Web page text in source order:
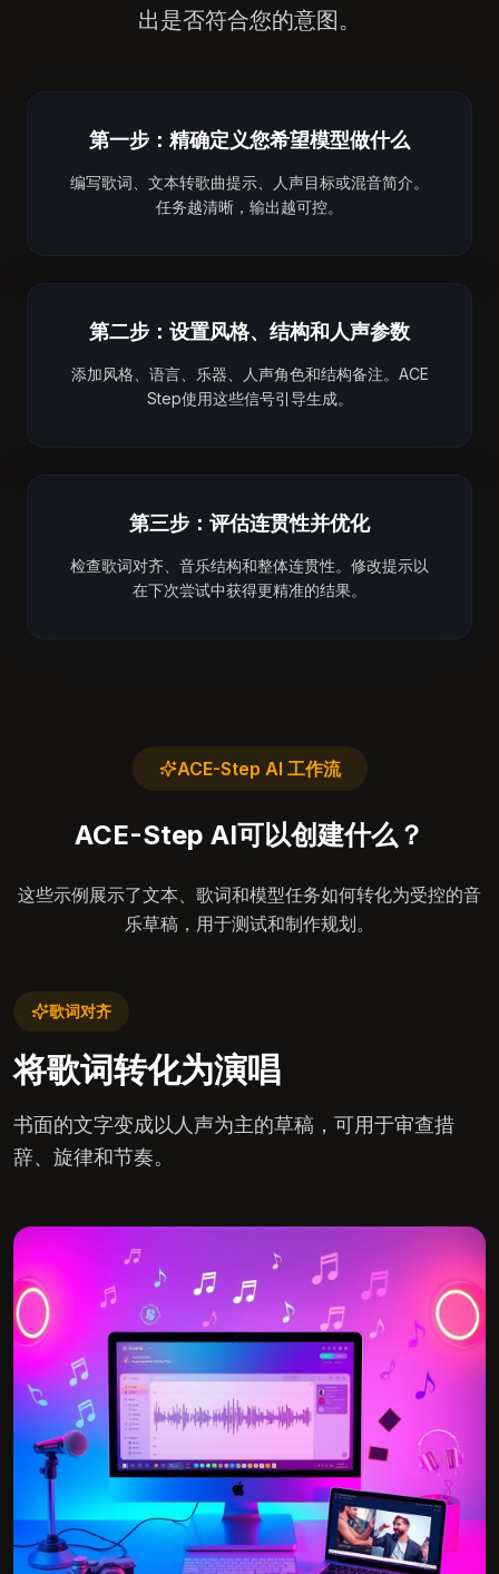
出是否符合您的意图。
第一步：精确定义您希望模型做什么
编写歌词、文本转歌曲提示、人声目标或混音简介。
任务越清晰，输出越可控。
第二步：设置风格、结构和人声参数
添加风格、语言、乐器、人声角色和结构备注。ACE
Step使用这些信号引导生成。
第三步：评估连贯性并优化
检查歌词对齐、音乐结构和整体连贯性。修改提示以
在下次尝试中获得更精准的结果。
ACE-Step AI 工作流
ACE-Step AI可以创建什么？
这些示例展示了文本、歌词和模型任务如何转化为受控的音
乐草稿，用于测试和制作规划。
歌词对齐
将歌词转化为演唱
书面的文字变成以人声为主的草稿，可用于审查措
辞、旋律和节奏。